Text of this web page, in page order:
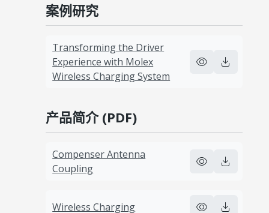
案例研究
Transforming the Driver
Experience with Molex
Wireless Charging System
产品简介 (PDF)
Compenser Antenna
Coupling
Wireless Charging